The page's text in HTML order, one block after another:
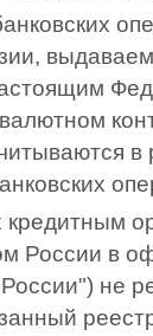
России в
не